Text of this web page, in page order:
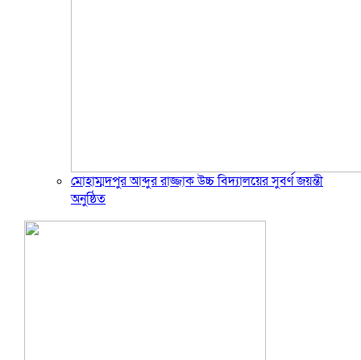
মোহাম্মদপুর আব্দুর রাজ্জাক উচ্চ বিদ্যালয়ের সুবর্ণ জয়ন্তী
অনুষ্ঠিত